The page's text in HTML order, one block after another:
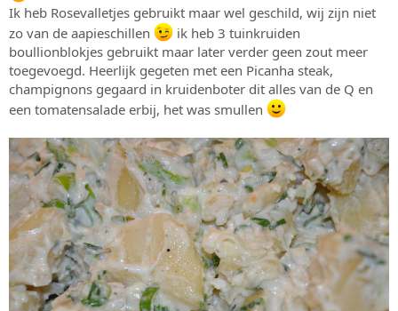
Ik heb Rosevalletjes gebruikt maar wel geschild, wij zijn niet
zo van de aapieschillen
ik heb 3 tuinkruiden
boullionblokjes gebruikt maar later verder geen zout meer
toegevoegd. Heerlijk gegeten met een Picanha steak,
champignons gegaard in kruidenboter dit alles van de Q en
een tomatensalade erbij, het was smullen